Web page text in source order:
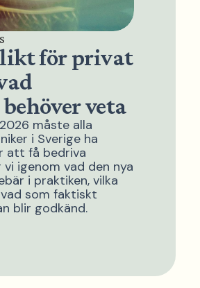
för privat
veta
måste alla
i Sverige ha
att få bedriva
igenom vad den nya
i praktiken, vilka
som faktiskt
blir godkänd.